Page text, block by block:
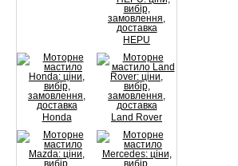
HEPU
Honda Land Rover